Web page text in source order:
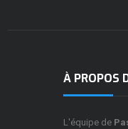
À PROPOS
L'équipe de